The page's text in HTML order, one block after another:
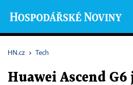
HN.cz › Tech
Huawei Ascend G6